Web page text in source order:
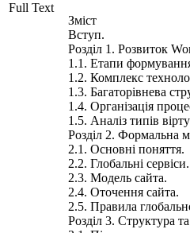
Full Text
Зміст
Вступ.
Розділ 1. Розвиток
1.1. Етапи
1.2. Комплекс
1.3. Багаторівнева
1.4. Організація
1.5. Аналіз типів
Розділ 2. Формальна
2.1. Основні поняття.
2.2. Глобальні сервіси.
2.3. Модель сайта.
2.4. Оточення сайта.
2.5. Правила
Розділ 3. Структура